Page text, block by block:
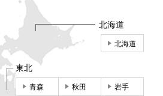
北海道
北海道
東北
青森 秋田 岩手